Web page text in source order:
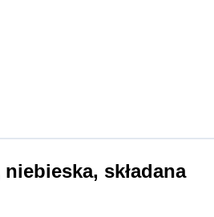
składana